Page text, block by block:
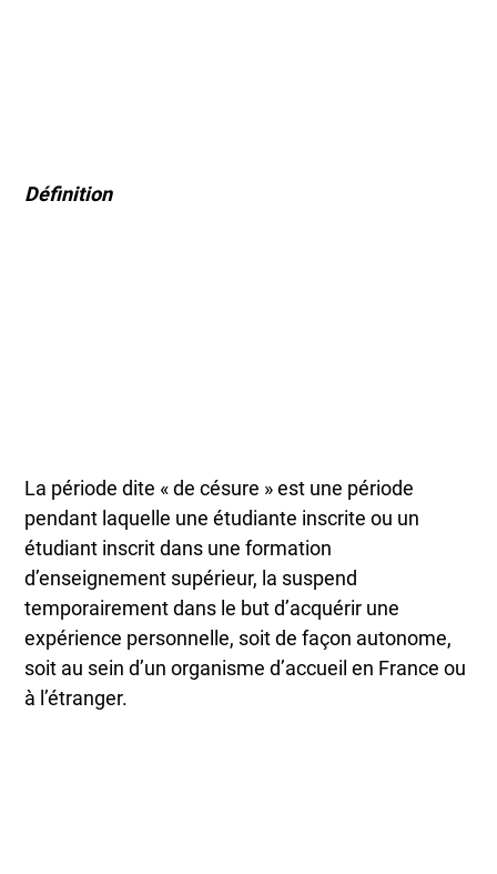
Définition
La période dite « de césure » est une période
pendant laquelle une étudiante inscrite ou un
étudiant inscrit dans une formation
d’enseignement supérieur, la suspend
temporairement dans le but d’acquérir une
expérience personnelle, soit de façon autonome,
soit au sein d’un organisme d’accueil en France ou
à l’étranger.